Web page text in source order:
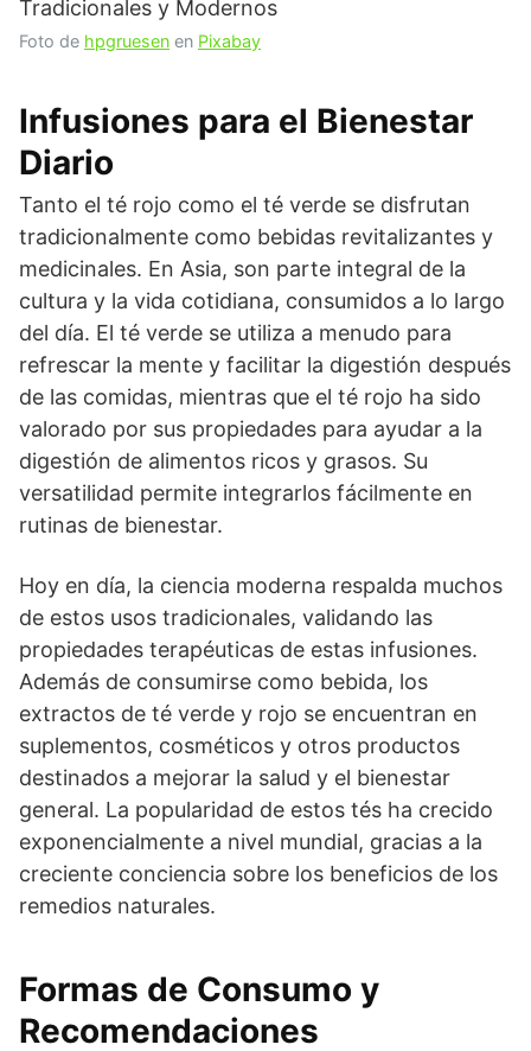
Foto de hpgruesen en Pixabay
Infusiones para el Bienestar
Diario
Tanto el té rojo como el té verde se disfrutan
tradicionalmente como bebidas revitalizantes y
medicinales. En Asia, son parte integral de la
cultura y la vida cotidiana, consumidos a lo largo
del día. El té verde se utiliza a menudo para
refrescar la mente y facilitar la digestión después
de las comidas, mientras que el té rojo ha sido
valorado por sus propiedades para ayudar a la
digestión de alimentos ricos y grasos. Su
versatilidad permite integrarlos fácilmente en
rutinas de bienestar.
Hoy en día, la ciencia moderna respalda muchos
de estos usos tradicionales, validando las
propiedades terapéuticas de estas infusiones.
Además de consumirse como bebida, los
extractos de té verde y rojo se encuentran en
suplementos, cosméticos y otros productos
destinados a mejorar la salud y el bienestar
general. La popularidad de estos tés ha crecido
exponencialmente a nivel mundial, gracias a la
creciente conciencia sobre los beneficios de los
remedios naturales.
Formas de Consumo y
Recomendaciones